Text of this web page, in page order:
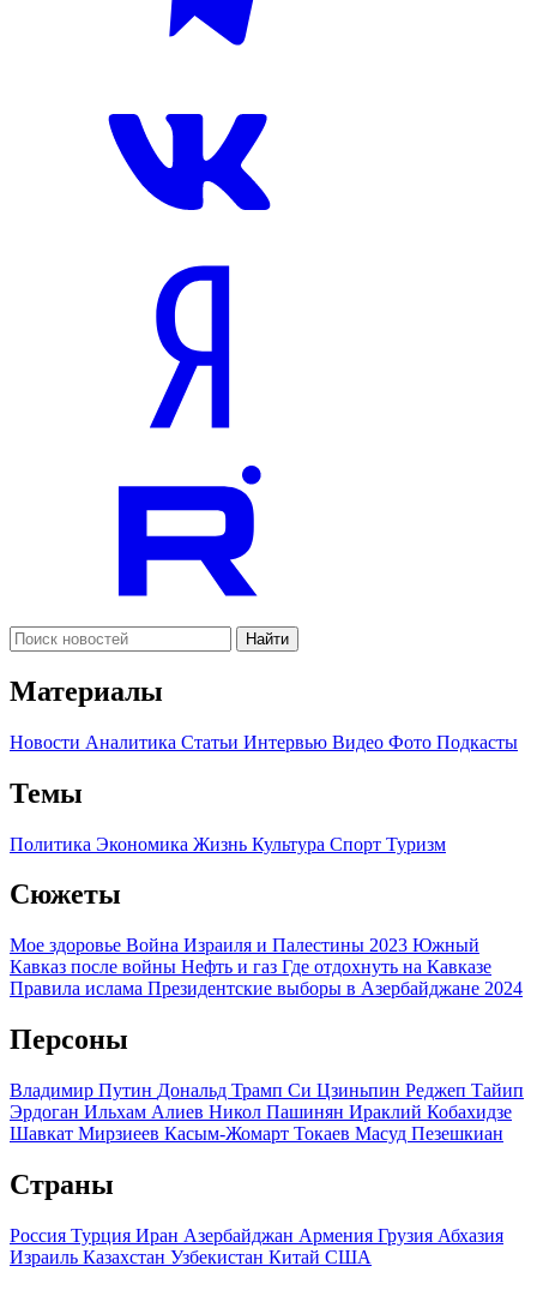
Найти
Материалы
Новости Аналитика Статьи Интервью Видео Фото Подкасты
Темы
Политика Экономика Жизнь Культура Спорт Туризм
Сюжеты
Мое здоровье Война Израиля и Палестины 2023 Южный
Кавказ после войны Нефть и газ Где отдохнуть на Кавказе
Правила ислама Президентские выборы в Азербайджане 2024
Персоны
Владимир Путин Дональд Трамп Си Цзиньпин Реджеп Тайип
Эрдоган Ильхам Алиев Никол Пашинян Ираклий Кобахидзе
Шавкат Мирзиеев Касым-Жомарт Токаев Масуд Пезешкиан
Страны
Россия Турция Иран Азербайджан Армения Грузия Абхазия
Израиль Казахстан Узбекистан Китай США